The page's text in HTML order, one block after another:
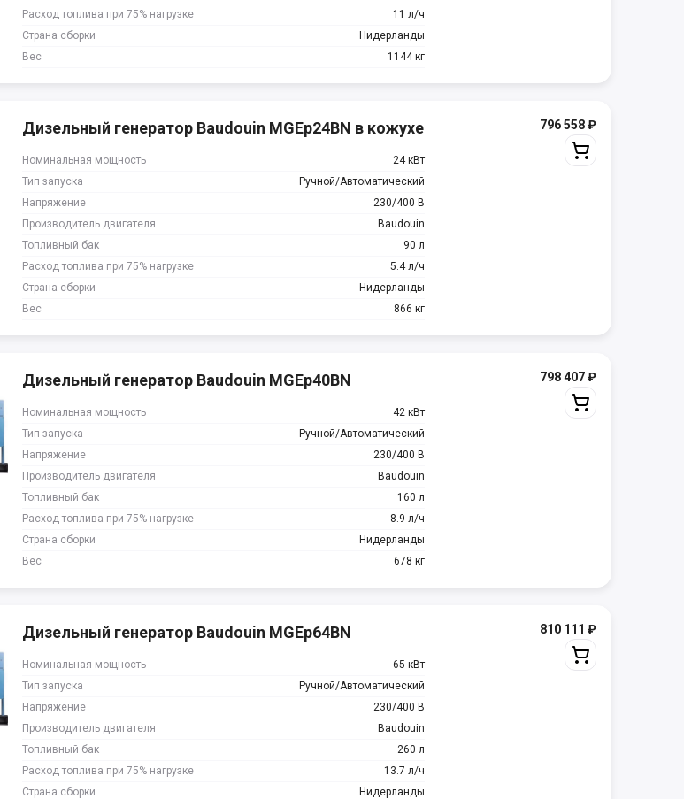
Расход топлива при 75% нагрузке
11 л/ч
Страна сборки
Нидерланды
Вес
1144 кг
Дизельный генератор Baudouin MGEp24BN в кожухе
Номинальная мощность
24 кВт
Тип запуска
Ручной/Автоматический
Напряжение
230/400 В
Производитель двигателя
Baudouin
Топливный бак
90 л
Расход топлива при 75% нагрузке
5.4 л/ч
Страна сборки
Нидерланды
Вес
866 кг
796 558₽
Дизельный генератор Baudouin MGEp40BN
Номинальная мощность
42 кВт
Тип запуска
Ручной/Автоматический
Напряжение
230/400 В
Производитель двигателя
Baudouin
Топливный бак
160 л
Расход топлива при 75% нагрузке
8.9 л/ч
Страна сборки
Нидерланды
Вес
678 кг
798 407₽
Дизельный генератор Baudouin MGEp64BN
Номинальная мощность
65 кВт
Тип запуска
Ручной/Автоматический
Напряжение
230/400 В
Производитель двигателя
Baudouin
Топливный бак
260 л
Расход топлива при 75% нагрузке
13.7 л/ч
Страна сборки
Нидерланды
810 111 ₽